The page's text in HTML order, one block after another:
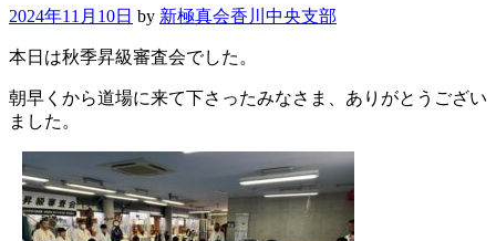
2024年11月10日 by 新極真会香川中央支部
本日は秋季昇級審査会でした。
朝早くから道場に来て下さったみなさま、ありがとうござい
ました。